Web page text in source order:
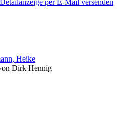
Detailanzeige per E-Mail versenden
Heike
Dirk Hennig